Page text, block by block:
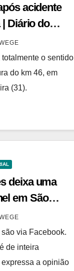
acidente
Diário do
o sentido
do km 46, em
(31).
deixa uma
em São
via Facebook.
de inteira
a opinião